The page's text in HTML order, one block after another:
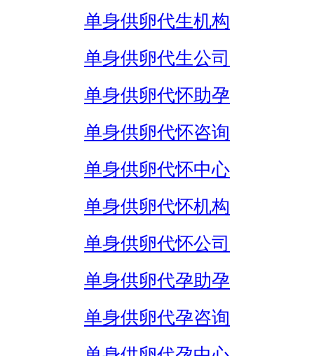
单身供卵代生机构
单身供卵代生公司
单身供卵代怀助孕
单身供卵代怀咨询
单身供卵代怀中心
单身供卵代怀机构
单身供卵代怀公司
单身供卵代孕助孕
单身供卵代孕咨询